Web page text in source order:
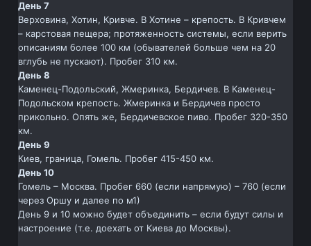
День 7
Верховина, Хотин, Кривче. В Хотине – крепость. В Кривчем
– карстовая пещера; протяженность системы, если верить
описаниям более 100 км (обывателей больше чем на 20
вглубь не пускают). Пробег 310 км.
День 8
Каменец-Подольский, Жмеринка, Бердичев. В Каменец-
Подольском крепость. Жмеринка и Бердичев просто
прикольно. Опять же, Бердичевское пиво. Пробег 320-350
км.
День 9
Киев, граница, Гомель. Пробег 415-450 км.
День 10
Гомель – Москва. Пробег 660 (если напрямую) – 760 (если
через Оршу и далее по м1)
День 9 и 10 можно будет объединить – если будут силы и
настроение (т.е. доехать от Киева до Москвы).